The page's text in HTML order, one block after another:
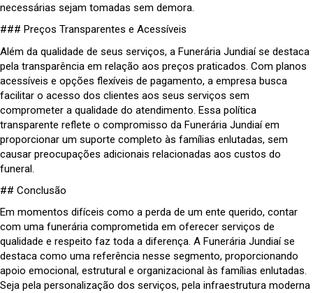
necessárias sejam tomadas sem demora.
### Preços Transparentes e Acessíveis
Além da qualidade de seus serviços, a Funerária Jundiaí se destaca
pela transparência em relação aos preços praticados. Com planos
acessíveis e opções flexíveis de pagamento, a empresa busca
facilitar o acesso dos clientes aos seus serviços sem
comprometer a qualidade do atendimento. Essa política
transparente reflete o compromisso da Funerária Jundiaí em
proporcionar um suporte completo às famílias enlutadas, sem
causar preocupações adicionais relacionadas aos custos do
funeral.
## Conclusão
Em momentos difíceis como a perda de um ente querido, contar
com uma funerária comprometida em oferecer serviços de
qualidade e respeito faz toda a diferença. A Funerária Jundiaí se
destaca como uma referência nesse segmento, proporcionando
apoio emocional, estrutural e organizacional às famílias enlutadas.
Seja pela personalização dos serviços, pela infraestrutura moderna